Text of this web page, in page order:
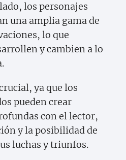
los personajes
una amplia gama de
lo que
y cambien a lo
ya que los
pueden crear
con el lector,
y la posibilidad de
luchas y triunfos.